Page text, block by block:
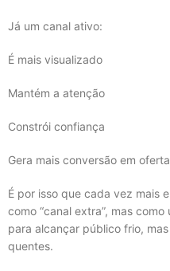
Já um canal ativo:
É mais visualizado
Mantém a atenção
Constrói confiança
Gera mais conversão em
É por isso que cada vez mais
como “canal extra”, mas
para alcançar público frio,
quentes.